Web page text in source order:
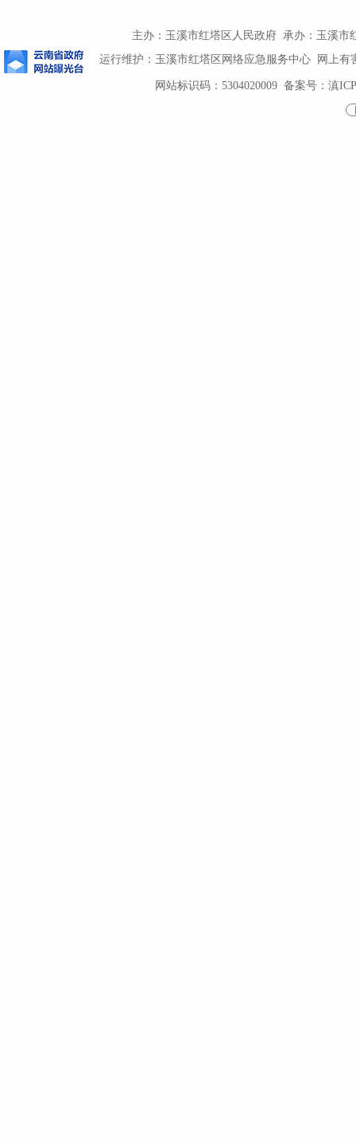
主办：玉溪市红塔区人民政府 承办：玉溪市
运行维护：玉溪市红塔区网络应急服务中心 网上有
网站标识码：5304020009备案号：滇